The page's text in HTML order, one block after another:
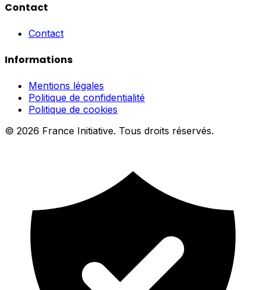
Contact
Contact
Informations
Mentions légales
Politique de confidentialité
Politique de cookies
© 2026 France Initiative. Tous droits réservés.